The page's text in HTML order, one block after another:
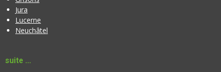
Jura
Lucerne
Neuchâtel
suite ...